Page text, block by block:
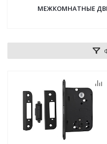
МЕЖКОМНАТНЫЕ